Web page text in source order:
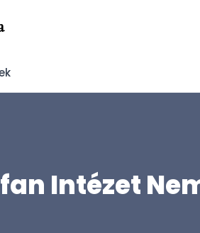
Intézet